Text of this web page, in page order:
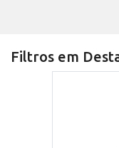
Filtros em